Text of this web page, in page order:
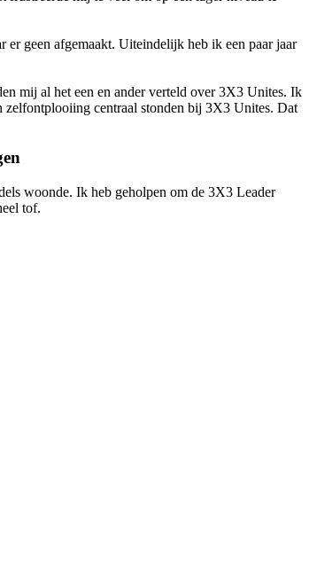
er geen afgemaakt. Uiteindelijk heb ik een paar jaar
mij al het een en ander verteld over 3X3 Unites. Ik
zelfontplooiing centraal stonden bij 3X3 Unites. Dat
woonde. Ik heb geholpen om de 3X3 Leader
tof.